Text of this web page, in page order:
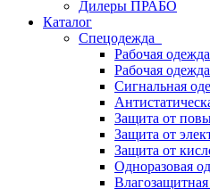
Дилеры ПРАБО
Каталог
Спецодежда
Рабочая
Рабочая
Сигнальная
Защита от
Защита от
Защита от
Одноразовая